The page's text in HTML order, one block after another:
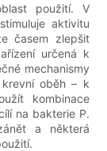
použití. V
aktivitu
časem zlepšit
určená k
mechanismy
oběh – k
kombinace
na bakterie P.
a některá